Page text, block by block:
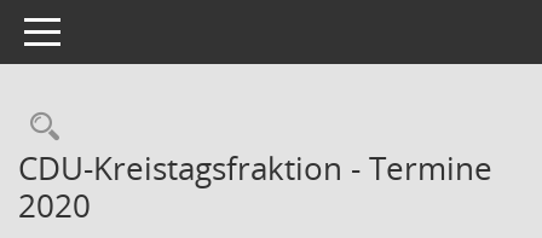
Toggle navigation
Rechercheauswahl
CDU-Kreistagsfraktion - Termine
2020